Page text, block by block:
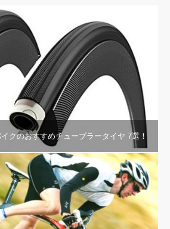
クのおすすめチューブラータイヤ 7選！